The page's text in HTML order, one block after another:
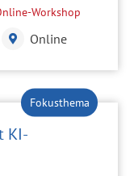
Workshop
Online
KI-